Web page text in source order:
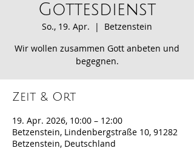
Gottesdienst
So., 19. Apr.
  |
Betzenstein
Wir wollen zusammen Gott anbeten und
begegnen.
Zeit & Ort
19. Apr. 2026, 10:00 – 12:00
Betzenstein, Lindenbergstraße 10, 91282
Betzenstein, Deutschland